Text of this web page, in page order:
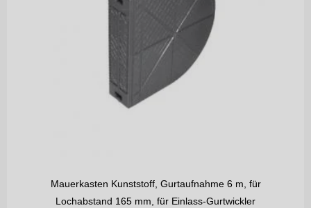
Mauerkasten Kunststoff, Gurtaufnahme 6 m, für
Lochabstand 165 mm, für Einlass-Gurtwickler